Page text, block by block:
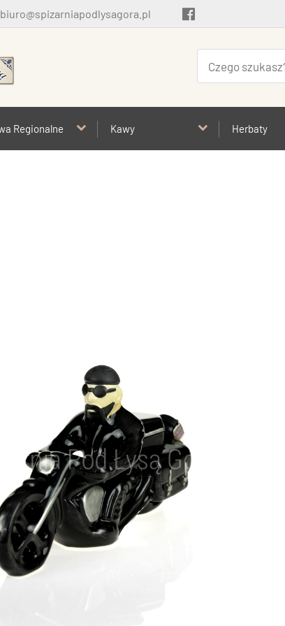
biuro@spizarniapodlysagora.pl
Regionalne Kawy Herbaty